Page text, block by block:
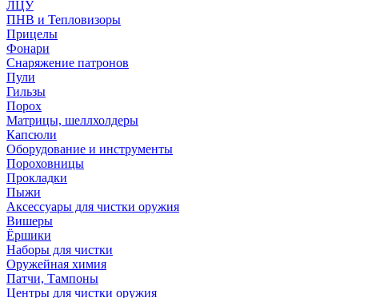
ЛЦУ
ПНВ и Тепловизоры
Прицелы
Фонари
Снаряжение патронов
Пули
Гильзы
Порох
Матрицы, шеллхолдеры
Капсюли
Оборудование и инструменты
Пороховницы
Прокладки
Пыжи
Аксессуары для чистки оружия
Вишеры
Ёршики
Наборы для чистки
Оружейная химия
Патчи, Тампоны
Центры для чистки оружия